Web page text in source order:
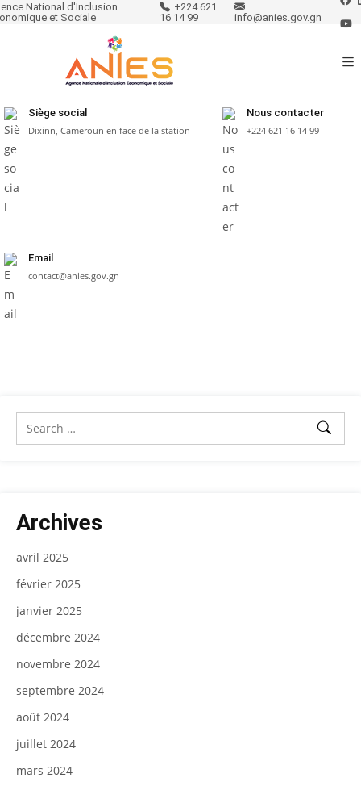
National d'Inclusion
et Sociale
+224 621
16 14 99
info@anies.gov.gn
Siège social
Dixinn, Cameroun en face de la station
Nous contacter
+224 621 16 14 99
Email
contact@anies.gov.gn
Archives
avril 2025
février 2025
janvier 2025
décembre 2024
novembre 2024
septembre 2024
août 2024
juillet 2024
mars 2024